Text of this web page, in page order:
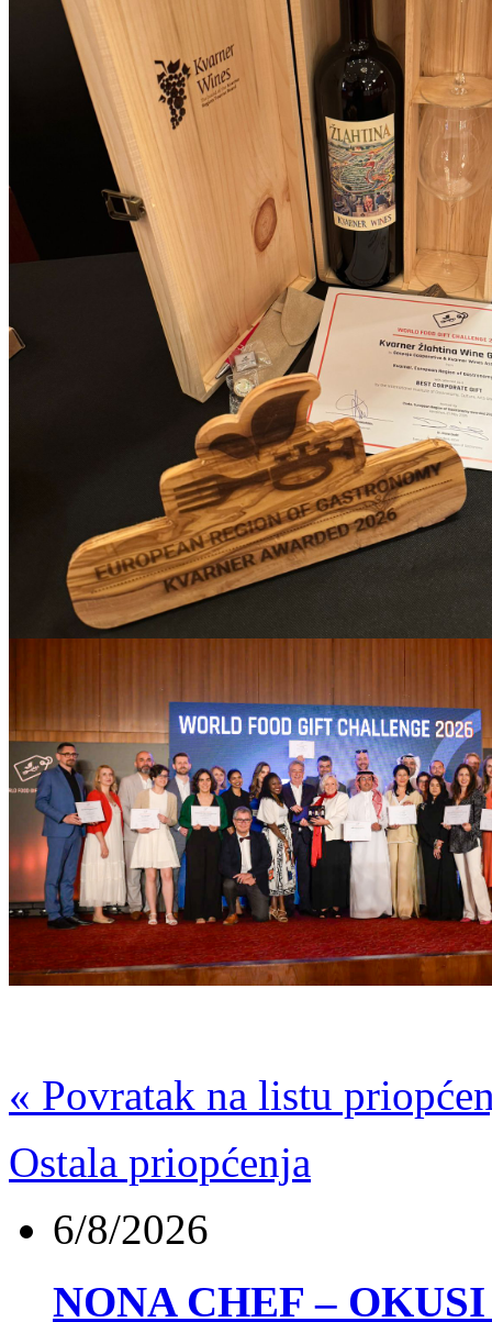
« Povratak na listu
Ostala priopćenja
6/8/2026
NONA CHEF –